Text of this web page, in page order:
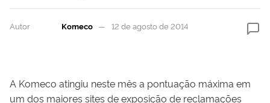
Autor Komeco 12 de agosto de 2014
A Komeco atingiu neste mês a pontuação máxima em
um dos maiores sites de exposição de reclamações